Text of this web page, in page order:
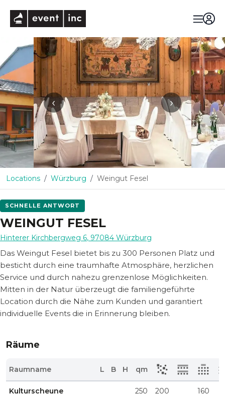
‹ ›
Locations Würzburg Weingut Fesel
SCHNELLE ANTWORT
WEINGUT FESEL
Hinterer Kirchbergweg 6, 97084 Würzburg
Das Weingut Fesel bietet bis zu 300 Personen Platz und
besticht durch eine traumhafte Atmosphäre, herzlichen
Service und durch nahezu grenzenlose Möglichkeiten.
Mitten in der Natur überzeugt die familiengeführte
Location durch die Nähe zum Kunden und garantiert
individuelle Events die in Erinnerung bleiben.
Räume
Raumname L B H qm
Kulturscheune 250 200 160